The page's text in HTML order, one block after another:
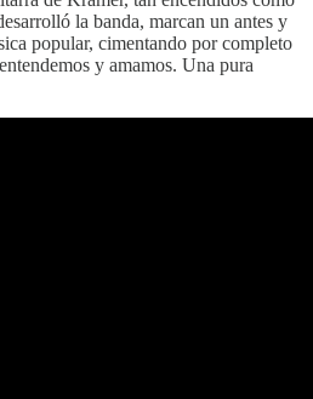
la banda, marcan un antes y
popular, cimentando por completo
y amamos. Una pura